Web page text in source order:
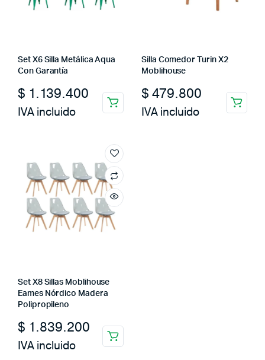
Set X6 Silla Metálica Aqua
Con Garantía
$ 1.139.400
IVA incluido
Silla Comedor Turin X2
Moblihouse
$ 479.800
IVA incluido
Set X8 Sillas Moblihouse
Eames Nórdico Madera
Polipropileno
$ 1.839.200
IVA incluido